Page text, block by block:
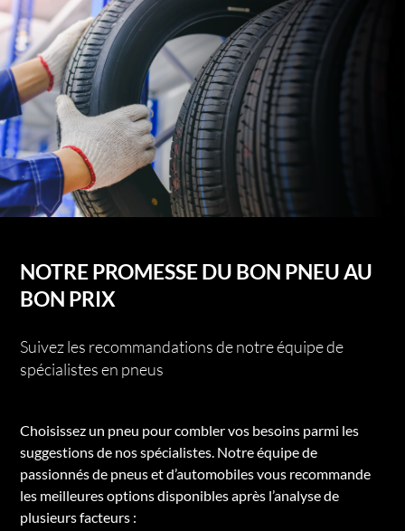
NOTRE PROMESSE DU BON PNEU AU
BON PRIX
Suivez les recommandations de notre équipe de
spécialistes en pneus
Choisissez un pneu pour combler vos besoins parmi les
suggestions de nos spécialistes. Notre équipe de
passionnés de pneus et d’automobiles vous recommande
les meilleures options disponibles après l’analyse de
plusieurs facteurs :